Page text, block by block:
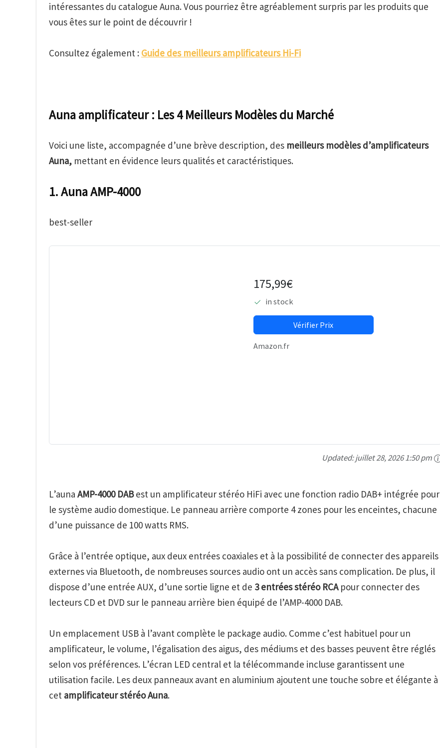
intéressantes du catalogue Auna. Vous pourriez être agréablement surpris par les produits que
vous êtes sur le point de découvrir !
Consultez également : Guide des meilleurs amplificateurs Hi-Fi
Auna amplificateur : Les 4 Meilleurs Modèles du Marché
Voici une liste, accompagnée d’une brève description, des meilleurs modèles d’amplificateurs
Auna, mettant en évidence leurs qualités et caractéristiques.
1. Auna AMP-4000
best-seller
175,99€
in stock
Vérifier Prix
Amazon.fr
Updated:juillet 28, 2026 1:50 pm
L’auna AMP-4000 DABest un amplificateur stéréo HiFi avec une fonction radio DAB+ intégrée pour
le système audio domestique. Le panneau arrière comporte 4 zones pour les enceintes, chacune
d’une puissance de 100 watts RMS.
Grâce à l’entrée optique, aux deux entrées coaxiales et à la possibilité de connecter des appareils
externes via Bluetooth, de nombreuses sources audio ont un accès sans complication. De plus, il
dispose d’une entrée AUX, d’une sortie ligne et de 3 entrées stéréo RCApour connecter des
lecteurs CD et DVD sur le panneau arrière bien équipé de l’AMP-4000 DAB.
Un emplacement USB à l’avant complète le package audio. Comme c’est habituel pour un
amplificateur, le volume, l’égalisation des aigus, des médiums et des basses peuvent être réglés
selon vos préférences. L’écran LED central et la télécommande incluse garantissent une
utilisation facile. Les deux panneaux avant en aluminium ajoutent une touche sobre et élégante à
cet amplificateur stéréo Auna.